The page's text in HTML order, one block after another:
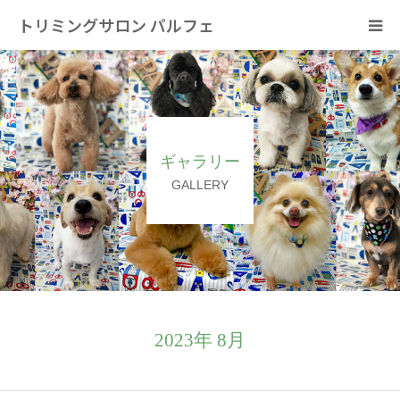
トリミングサロン パルフェ
ギャラリー
GALLERY
2023年 8月
HOME
トリミング
ホテル
スタッフ
SNS/リンク